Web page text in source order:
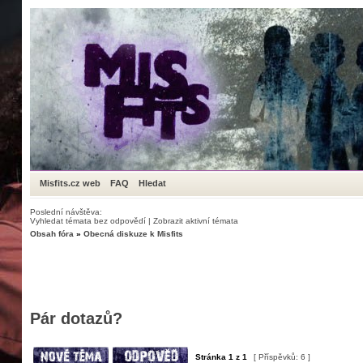
Misfits.cz web FAQ Hledat
Poslední návštěva:
Vyhledat témata bez odpovědí | Zobrazit aktivní témata
Obsah fóra » Obecná diskuze k Misfits
Pár dotazů?
Stránka 1 z 1 [ Příspěvků: 6 ]